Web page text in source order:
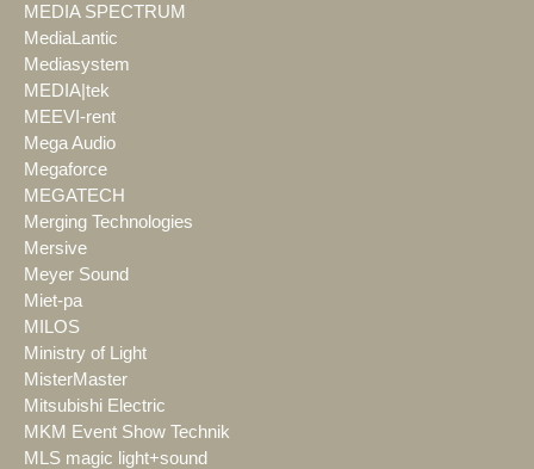
MEDIA SPECTRUM
MediaLantic
Mediasystem
MEDIA|tek
MEEVI-rent
Mega Audio
Megaforce
MEGATECH
Merging Technologies
Mersive
Meyer Sound
Miet-pa
MILOS
Ministry of Light
MisterMaster
Mitsubishi Electric
MKM Event Show Technik
MLS magic light+sound